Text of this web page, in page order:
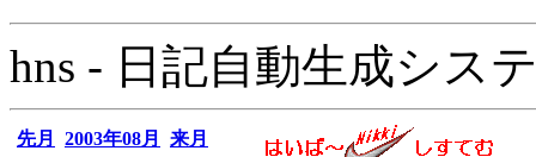
hns - 日記自動生成シス
先月 2003年08月
来月